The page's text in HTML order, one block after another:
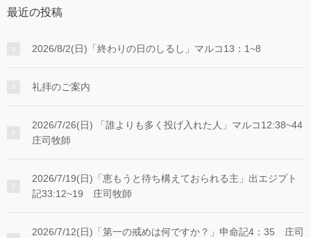
最近の投稿
2026/8/2(日)「終わりの日のしるし」マルコ13：1~8
礼拝のご案内
2026/7/26(日) 「誰よりも多く投げ入れた人」マルコ12:38~44
庄司牧師
2026/7/19(日)「恵もうと待ち構えておられる主」出エジプト
記33:12~19 庄司牧師
2026/7/12(日)「第一の戒めは何ですか？」申命記4：35 庄司